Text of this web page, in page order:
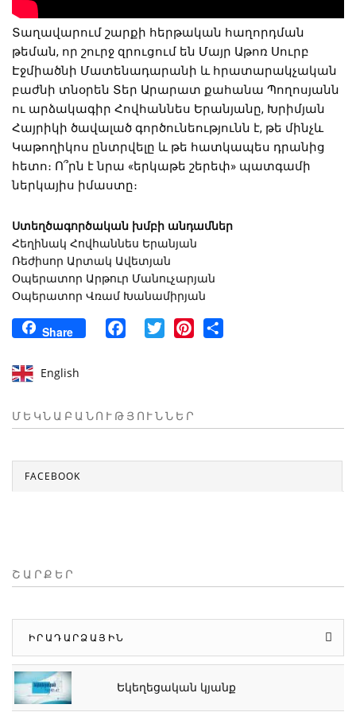
Տաղավարում շարքի հերթական հաղորդման
թեման, որ շուրջ զրուցում են Մայր Աթոռ Սուրբ
Էջմիածնի Մատենադարանի և հրատարակչական
բաժնի տնօրեն Տեր Արարատ քահանա Պողոսյանն
ու արձակագիր Հովհաննես Երանյանը, Խրիմյան
Հայրիկի ծավալած գործունեությունն է, թե մինչև
Կաթողիկոս ընտրվելը և թե հատկապես դրանից
հետո։ Ո՞րն է նրա «երկաթե շերեփ» պատգամի
ներկայիս իմաստը։
Ստեղծագործական խմբի անդամներ
Հեղինակ Հովհաննես Երանյան
Ռեժիսոր Արտակ Ավետյան
Օպերատոր Արթուր Մանուչարյան
Օպերատոր Վռամ Խանամիրյան
Share FacebookTwitter Pinterest
English
ՄԵԿՆԱԲԱՆՈՒԹՅՈՒՆՆԵՐ
FACEBOOK
ՇԱՐՔԵՐ
ԻՐԱԴԱՐՁԱՅԻՆ
Եկեղեցական կյանք